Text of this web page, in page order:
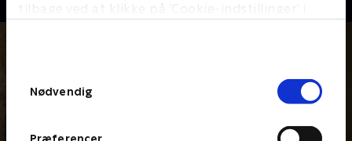
tilbage ved at klikke på ’Cookie-indstillinger’ i
Nødvendig
Præferencer